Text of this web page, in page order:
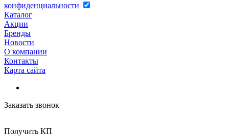
конфиденциальности
Каталог
Акции
Бренды
Новости
О компании
Контакты
Карта сайта
Заказать звонок
Получить КП